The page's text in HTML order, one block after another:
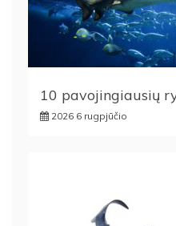
10 pavojingiausių
2026 6 rugpjūčio